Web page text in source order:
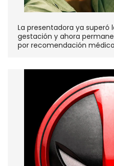
La presentadora ya
gestación y ahora
por recomendación